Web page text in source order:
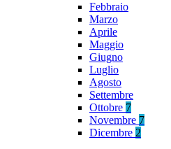
Febbraio
Marzo
Aprile
Maggio
Giugno
Luglio
Agosto
Settembre
Ottobre 7
Novembre 7
Dicembre 2